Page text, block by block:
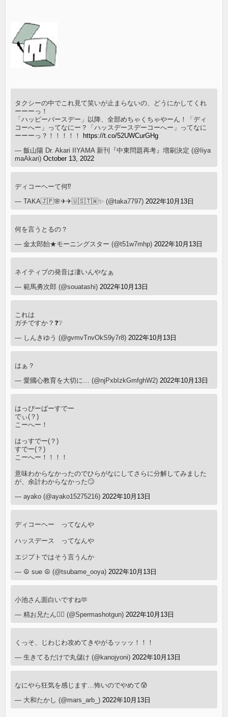
タクシーの中でこれ見て笑いが止まらないの、どうにかしてくれ
ーーーっ！
「ハッピーバースデー」以降、全部めちゃくちゃやーん！「ディ
コーへー」ってなにー？「ハッスデースデーコーへー」ってなに
ーーーっ？！！！！！ https://t.co/52UWCurGHg
— 飯山陽 Dr. Akari IIYAMA 新刊『中東問題再考』増刷決定 (@Iiya
maAkari)October 13, 2022
ディコーヘーて何⁉️
— TAKA🇯🇵🌸✈︎✈︎🇺🇸🇹🇼✨ (@taka7797) 2022年10月13日
何を言うとるの？
— 金太郎飴★モーニングスター (@t51w7mhp) 2022年10月13日
ネイティブの発音は凄いんやなぁ
— 範馬勇次郎 (@souatashi) 2022年10月13日
これは
ガチですか？❓❔
— しんきゆう (@gvmvTnvOkS9y7r8) 2022年10月13日
はぁ？
— 愛國心教育を大切に… (@njPxbIzkGmfghW2) 2022年10月13日
はっぴーばーすでー
でぃ(？)
こーへー！
はっすでー(？)
すでー(？)
こーへー！！！！
意味わからなかったのでひらがなにしてさらに分解してみました
が、余計わからなかった🙄
— ayako (@ayako15275216) 2022年10月13日
ディコーヘー ってなんや
ハッスデース ってなんや
エジプトではそう言うんか
— ☮ sue ☮ (@tsubame_ooya) 2022年10月13日
小池さん面白いですね🫶
— 精お兄たん🧞‍♂️ (@Spermashotgun) 2022年10月13日
くっそ、じわじわ攻めてきやがるッッッ！！！
— 生きてるだけで丸儲け (@kanojyoni) 2022年10月13日
なにやら狂気を感じます…怖いのでやめて😰
— 大和たかし (@mars_arb_) 2022年10月13日